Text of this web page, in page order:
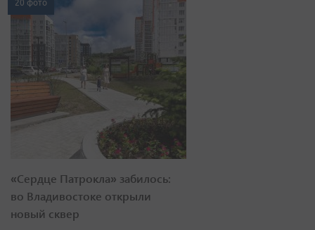
20 фото
«Сердце Патрокла» забилось:
во Владивостоке открыли
новый сквер